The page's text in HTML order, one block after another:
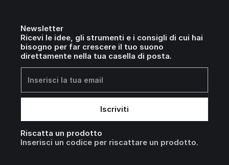
Newsletter
Ricevi le idee, gli strumenti e i consigli di cui hai
bisogno per far crescere il tuo suono
direttamente nella tua casella di posta.
Riscatta un prodotto
Inserisci un codice per riscattare un prodotto.